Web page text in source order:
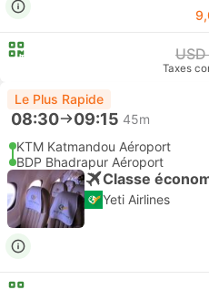
Taxes
Le Plus Rapide
08:30 09:15 45m
KTM Katmandou Aéroport
BDP Bhadrapur Aéroport
Classe
Yeti Airlines